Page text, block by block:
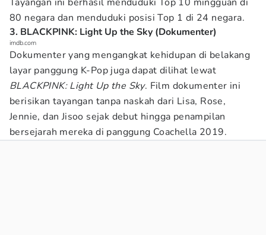
80 negara dan menduduki posisi Top 1 di 24 negara.
3. BLACKPINK: Light Up the Sky (Dokumenter)
imdb.com
Dokumenter yang mengangkat kehidupan di belakang
layar panggung K-Pop juga dapat dilihat lewat
BLACKPINK: Light Up the Sky. Film dokumenter ini
berisikan tayangan tanpa naskah dari Lisa, Rose,
Jennie, dan Jisoo sejak debut hingga penampilan
bersejarah mereka di panggung Coachella 2019.